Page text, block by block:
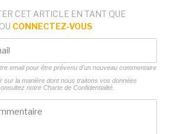
CET ARTICLE EN TANT QUE
OU CONNECTEZ-VOUS
email pour être prévenu d'un nouveau commentaire
sur la manière dont nous traitons vos données
notre Charte de Confidentialité.